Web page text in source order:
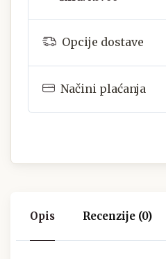
Opcije dostave
Načini plaćanja
Opis Recenzije (0)